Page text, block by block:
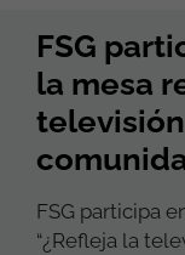
FSG
la mesa
FSG participa
“¿Refleja la